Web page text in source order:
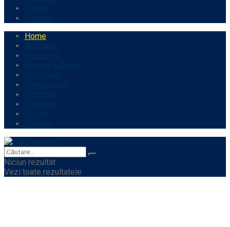
Home
Niciun rezultat
Vezi toate rezultatele